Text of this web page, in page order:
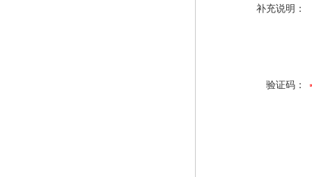
补充说明：
验证码：